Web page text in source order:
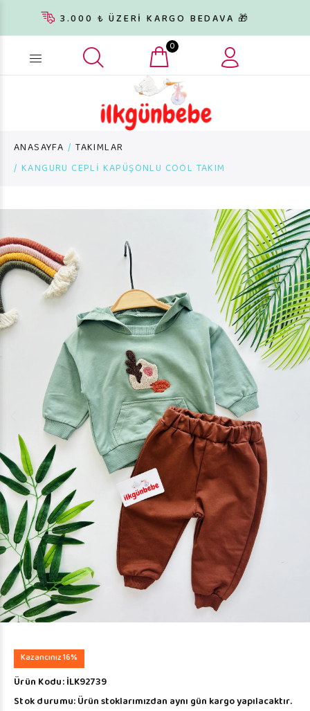
3.000 ₺ ÜZERİ KARGO BEDAVA 🎁
Ürün arama... 0
ANASAYFA
TAKIMLAR
KANGURU CEPLİ KAPÜŞONLU COOL TAKIM
Kazancınız 16%
Ürün Kodu:İLK92739
Stok durumu:Ürün stoklarımızdan aynı gün kargo yapılacaktır.